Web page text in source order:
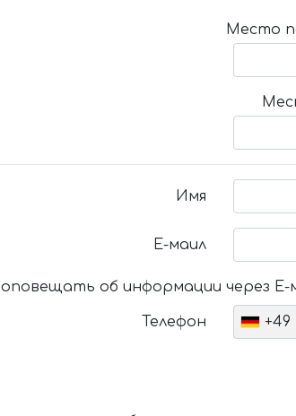
Место
Имя
Е-маил
оповещать об информации через Е-
Телефон +49